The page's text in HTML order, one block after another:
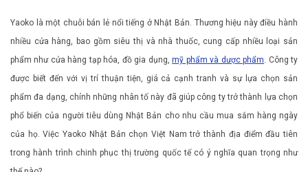
Yaoko là một chuỗi bán lẻ nổi tiếng ở Nhật Bản. Thương hiệu này điều hành
nhiều cửa hàng, bao gồm siêu thị và nhà thuốc, cung cấp nhiều loại sản
phẩm như cửa hàng tạp hóa, đồ gia dụng,mỹ phẩm và dược phẩm . Công ty
được biết đến với vị trí thuận tiện, giá cả cạnh tranh và sự lựa chọn sản
phẩm đa dạng, chính những nhân tố này đã giúp công ty trở thành lựa chọn
phổ biến của người tiêu dùng Nhật Bản cho nhu cầu mua sắm hàng ngày
của họ. Việc Yaoko Nhật Bản chọn Việt Nam trở thành địa điểm đầu tiên
trong hành trình chinh phục thị trường quốc tế có ý nghĩa quan trọng như